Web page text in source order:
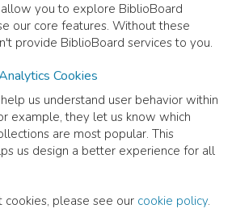
you to explore BiblioBoard
our core features. Without these
provide BiblioBoard services to you.
Cookies
us understand user behavior within
example, they let us know which
are most popular. This
us design a better experience for all
please see our cookie policy.
READ
Recognize You Anymore
Characters